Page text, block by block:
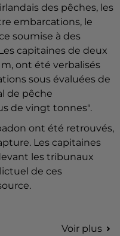
des pêches, les
embarcations, le
soumise à des
capitaines de deux
ont été verbalisés
sous évaluées de
de pêche
de vingt tonnes".
ont été retrouvés,
Les capitaines
les tribunaux
de ces
Voir plus